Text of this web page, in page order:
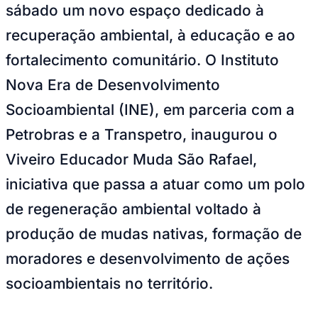
Anuncie no Portal
Verificar Empresa
Novo
Anunciar VagasNovo
Publicidade Legal
NBA
NFL
Fórmula 1
UFC
Tênis (ATP)
MLB
NHL
Atletismo
Vôlei
NBB
Competições de Futebol
Brasileirão Série A
Brasileirão Série B
Paulistão
Copa do Brasil
Libertadores
sábado um novo espaço dedicado à
recuperação ambiental, à educação e ao
fortalecimento comunitário. O Instituto
Nova Era de Desenvolvimento
Socioambiental (INE), em parceria com a
Petrobras e a Transpetro, inaugurou o
Viveiro Educador Muda São Rafael,
iniciativa que passa a atuar como um polo
de regeneração ambiental voltado à
produção de mudas nativas, formação de
moradores e desenvolvimento de ações
socioambientais no território.